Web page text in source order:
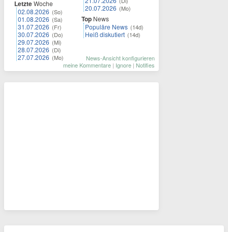
LetzteWoche
02.08.2026 (So)
01.08.2026 (Sa)
31.07.2026 (Fr)
30.07.2026 (Do)
29.07.2026 (Mi)
28.07.2026 (Di)
27.07.2026 (Mo)
20.07.2026 (Mo)
Top News
Populäre News (14d)
Heiß diskutiert (14d)
News-Ansicht konfigurieren
meine Kommentare | Ignore | Notifies